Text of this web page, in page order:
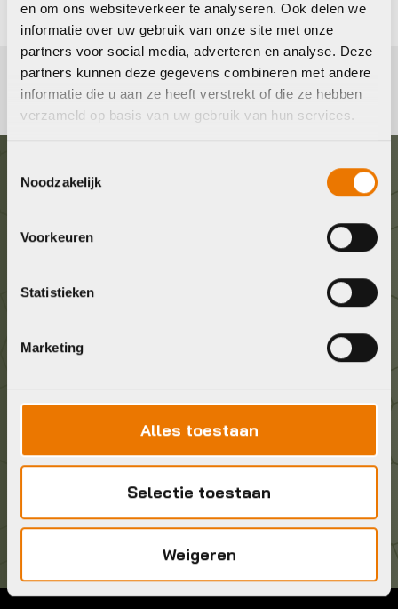
en om ons websiteverkeer te analyseren. Ook delen we
informatie over uw gebruik van onze site met onze
partners voor social media, adverteren en analyse. Deze
partners kunnen deze gegevens combineren met andere
informatie die u aan ze heeft verstrekt of die ze hebben
verzameld op basis van uw gebruik van hun services.
Noodzakelijk
Voorkeuren
Statistieken
Marketing
Alles toestaan
Selectie toestaan
Weigeren
Graag in contact komen?
Wij staan voor je klaar! Neem contact op via de
info@bykestore.nl
Brouwerstraat 8B
1315 BP Almere